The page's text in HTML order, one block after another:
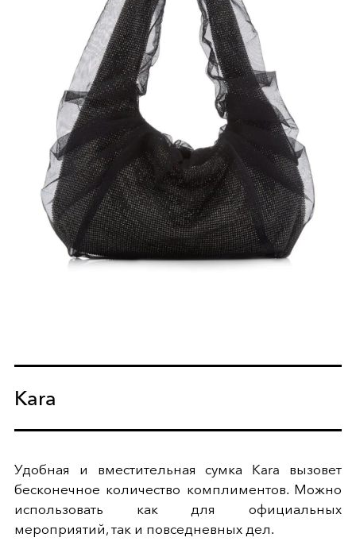
Kara
Удобная и вместительная сумка Kara вызовет
бесконечное количество комплиментов. Можно
использовать как для официальных
мероприятий, так и повседневных дел.